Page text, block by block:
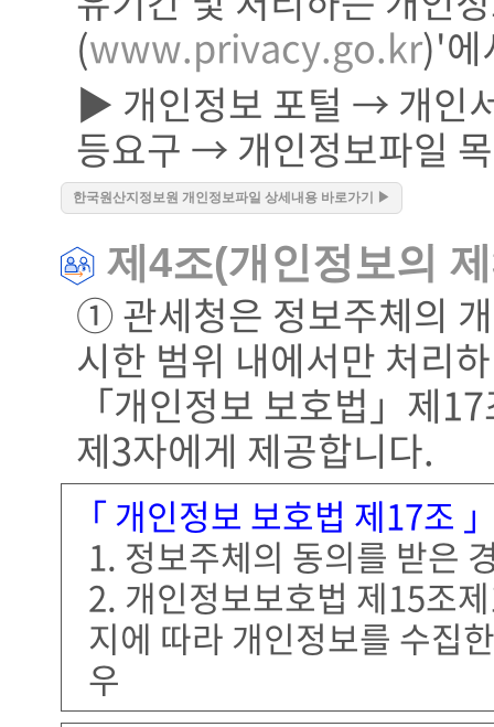
(www.privacy.go.kr)'에
▶ 개인정보 포털 → 개인
등요구 → 개인정보파일
한국원산지정보원 개인정보파일 상세내용 바로가기 ▶
제4조(개인정보의
① 관세청은 정보주체의
시한 범위 내에서만 처리
「개인정보 보호법」제
제3자에게 제공합니다.
「 개인정보 보호법 제17조
1. 정보주체의 동의를 받은
2. 개인정보보호법 제15조
지에 따라 개인정보를 수집
우